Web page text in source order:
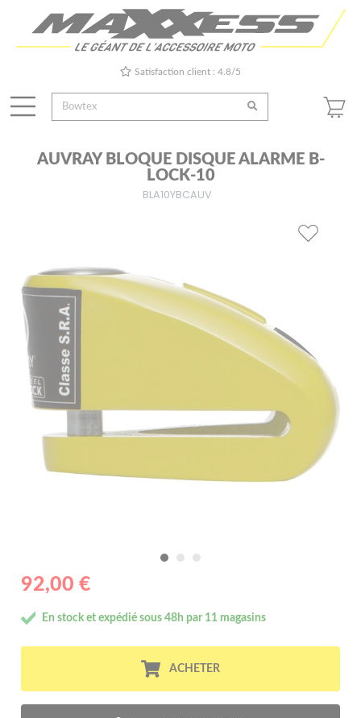
Satisfaction client : 4.8/5
AUVRAY BLOQUE DISQUE ALARME B-
LOCK-10
BLA10YBCAUV
92,00 €
En stock et expédié sous 48h par 11 magasins
ACHETER